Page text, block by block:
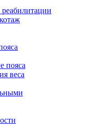
пояса
веса